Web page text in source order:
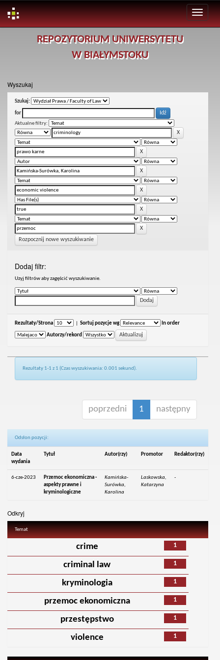
REPOZYTORIUM UNIWERSYTETU
W BIAŁYMSTOKU
Wyszukaj
Szukaj:
for
Aktualne filtry:
Rozpocznij nowe wyszukiwanie
Dodaj filtr:
Uzyj filtrów aby zagęścić wyszukiwanie.
Rezultaty/Strona Sortuj pozycje wg In order
Autorzy/rekord
Rezultaty 1-1 z 1 (Czas wyszukiwania: 0.001 sekund).
poprzedni 1 następny
Odsłon pozycji:
Data
wydania
Tytuł Autor(rzy) Promotor Redaktor(rzy)
6-cze-2023
Przemoc ekonomiczna -
aspekty prawne i
kryminologiczne
Kamińska-
Surówka,
Karolina
Laskowska,
Katarzyna
-
Odkryj
Temat
1
crime
1
criminal law
1
kryminologia
1
przemoc ekonomiczna
1
przestępstwo
1
violence